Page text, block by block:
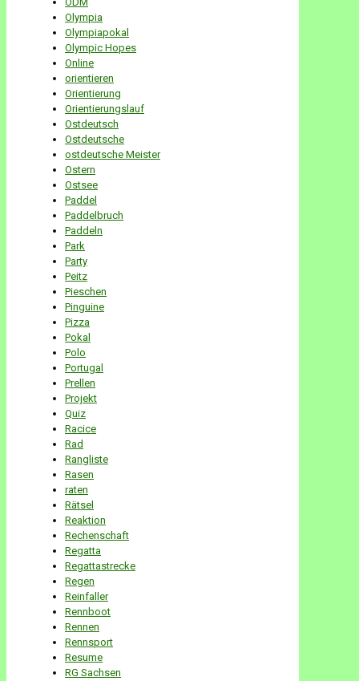
Olympia
Olympiapokal
Olympic Hopes
Online
orientieren
Orientierung
Orientierungslauf
Ostdeutsch
Ostdeutsche
ostdeutsche Meister
Ostern
Ostsee
Paddel
Paddelbruch
Paddeln
Park
Party
Peitz
Pieschen
Pinguine
Pizza
Pokal
Polo
Portugal
Prellen
Projekt
Quiz
Racice
Rad
Rangliste
Rasen
raten
Rätsel
Reaktion
Rechenschaft
Regatta
Regattastrecke
Regen
Reinfaller
Rennboot
Rennen
Rennsport
Resume
RG Sachsen